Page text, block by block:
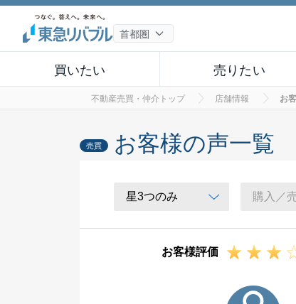
買いたい 売りたい
不動産売買・仲介トップ 店舗情報 お
売買 お客様の声一覧
お客様評価